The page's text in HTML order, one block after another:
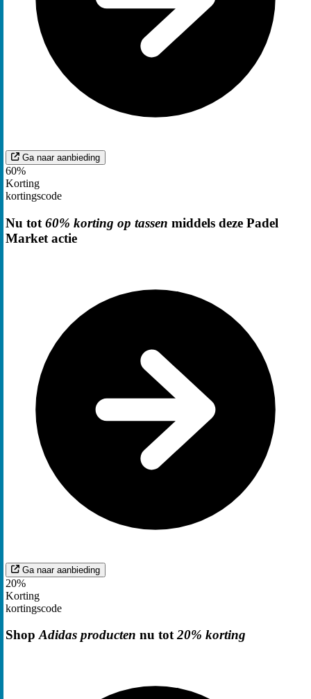
Ga naar aanbieding
60%
Korting
kortingscode
Nu tot 60% korting op tassen middels deze Padel
Market actie
Ga naar aanbieding
20%
Korting
kortingscode
ShopAdidas producten nu tot20% korting